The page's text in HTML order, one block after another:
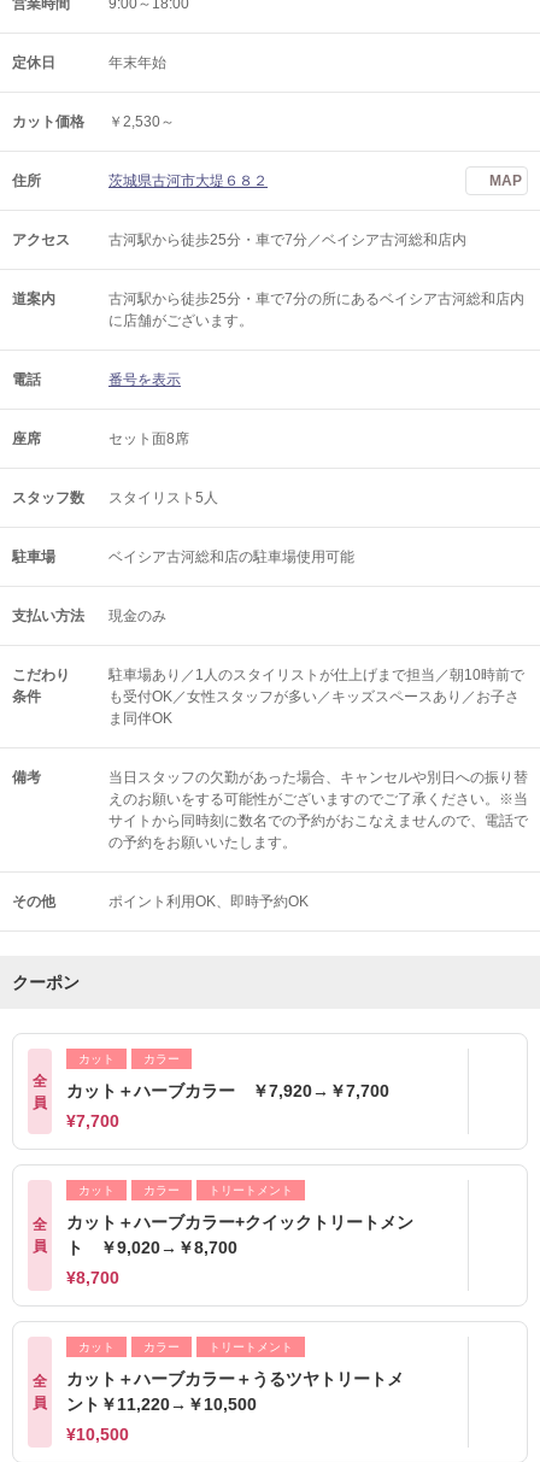
営業時間 9:00～18:00
定休日 年末年始
カット価格 ￥2,530～
住所 茨城県古河市大堤６８２ MAP
アクセス 古河駅から徒歩25分・車で7分／ベイシア古河総和店内
道案内
古河駅から徒歩25分・車で7分の所にあるベイシア古河総和店内
に店舗がございます。
電話 番号を表示
座席 セット面8席
スタッフ数 スタイリスト5人
駐車場 ベイシア古河総和店の駐車場使用可能
支払い方法 現金のみ
こだわり
条件
駐車場あり／1人のスタイリストが仕上げまで担当／朝10時前で
も受付OK／女性スタッフが多い／キッズスペースあり／お子さ
ま同伴OK
備考
当日スタッフの欠勤があった場合、キャンセルや別日への振り替
えのお願いをする可能性がございますのでご了承ください。※当
サイトから同時刻に数名での予約がおこなえませんので、電話で
の予約をお願いいたします。
その他 ポイント利用OK 即時予約OK
クーポン
全
員
カット カラー
カット＋ハーブカラー ￥7,920→￥7,700
¥7,700
全
員
カット カラー トリートメント
カット＋ハーブカラー+クイックトリートメン
ト ￥9,020→￥8,700
¥8,700
全
員
カット カラー トリートメント
カット＋ハーブカラー＋うるツヤトリートメ
ント￥11,220→￥10,500
¥10,500